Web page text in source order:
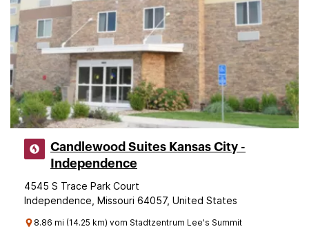
Candlewood Suites Kansas City -
Independence
4545 S Trace Park Court
Independence, Missouri 64057, United States
8.86 mi (14.25 km) vom Stadtzentrum Lee's Summit